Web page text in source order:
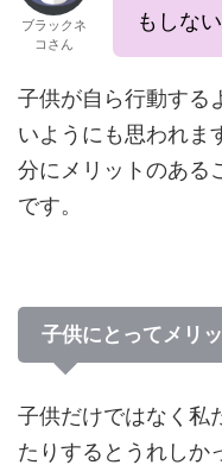
ブラックネ
コさん
もしな
子供が自ら行動する
いようにも思われま
分にメリットのある
です。
子供にとってメリ
子供だけではなく私
たりするとうれしか